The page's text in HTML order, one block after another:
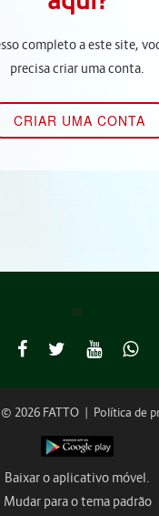
completo a este site,
precisa criar uma conta.
2026 FATTO | Política de
Baixar o aplicativo móvel.
Mudar para o tema padrão